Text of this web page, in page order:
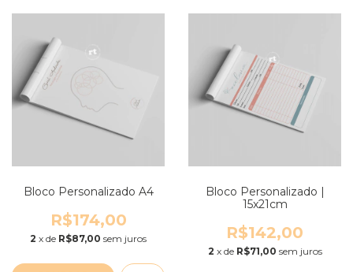
Bloco Personalizado A4
R$174,00
2 x de R$87,00 sem juros
Bloco Personalizado |
15x21cm
R$142,00
2 x de R$71,00 sem juros